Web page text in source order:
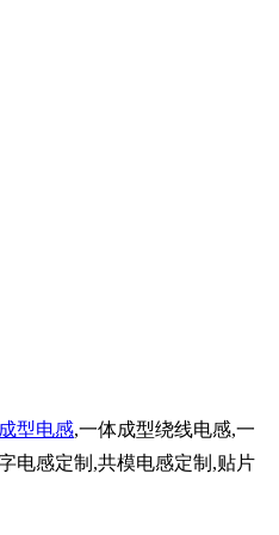
型电感,一体成型绕线电感,一
电感定制,共模电感定制,贴片